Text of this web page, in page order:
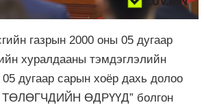
газрын 2000 оны 05 дугаар
хуралдааны тэмдэглэлийн
дугаар сарын хоёр дахь долоо
ТӨЛӨГЧДИЙН ӨДРҮҮД” болгон